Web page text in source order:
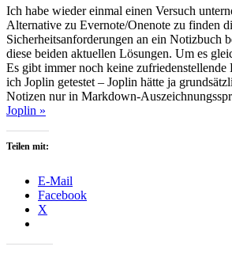
Ich habe wieder einmal einen Versuch
Alternative zu Evernote/Onenote zu finden
Sicherheitsanforderungen an ein Notizbuch
diese beiden aktuellen Lösungen. Um es
Es gibt immer noch keine zufriedenstellende
ich Joplin getestet – Joplin hätte ja
Notizen nur in Markdown-
Joplin »
Teilen mit:
E-Mail
Facebook
X